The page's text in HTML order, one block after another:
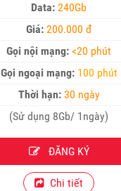
Data: 240Gb
Giá:200.000 đ
Gọi nội mạng: <20 phút
Gọi ngoại mạng: 100 phút
Thời hạn:30 ngày
(Sử dụng 8Gb/ 1ngày)
ĐĂNG KÝ
Chi tiết